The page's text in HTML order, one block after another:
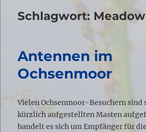
Schlagwort:
Antennen im
Ochsenmoor
Vielen Ochsenmoor-Besuchern sind
kürzlich aufgestellten Masten
handelt es sich um Empfänger für